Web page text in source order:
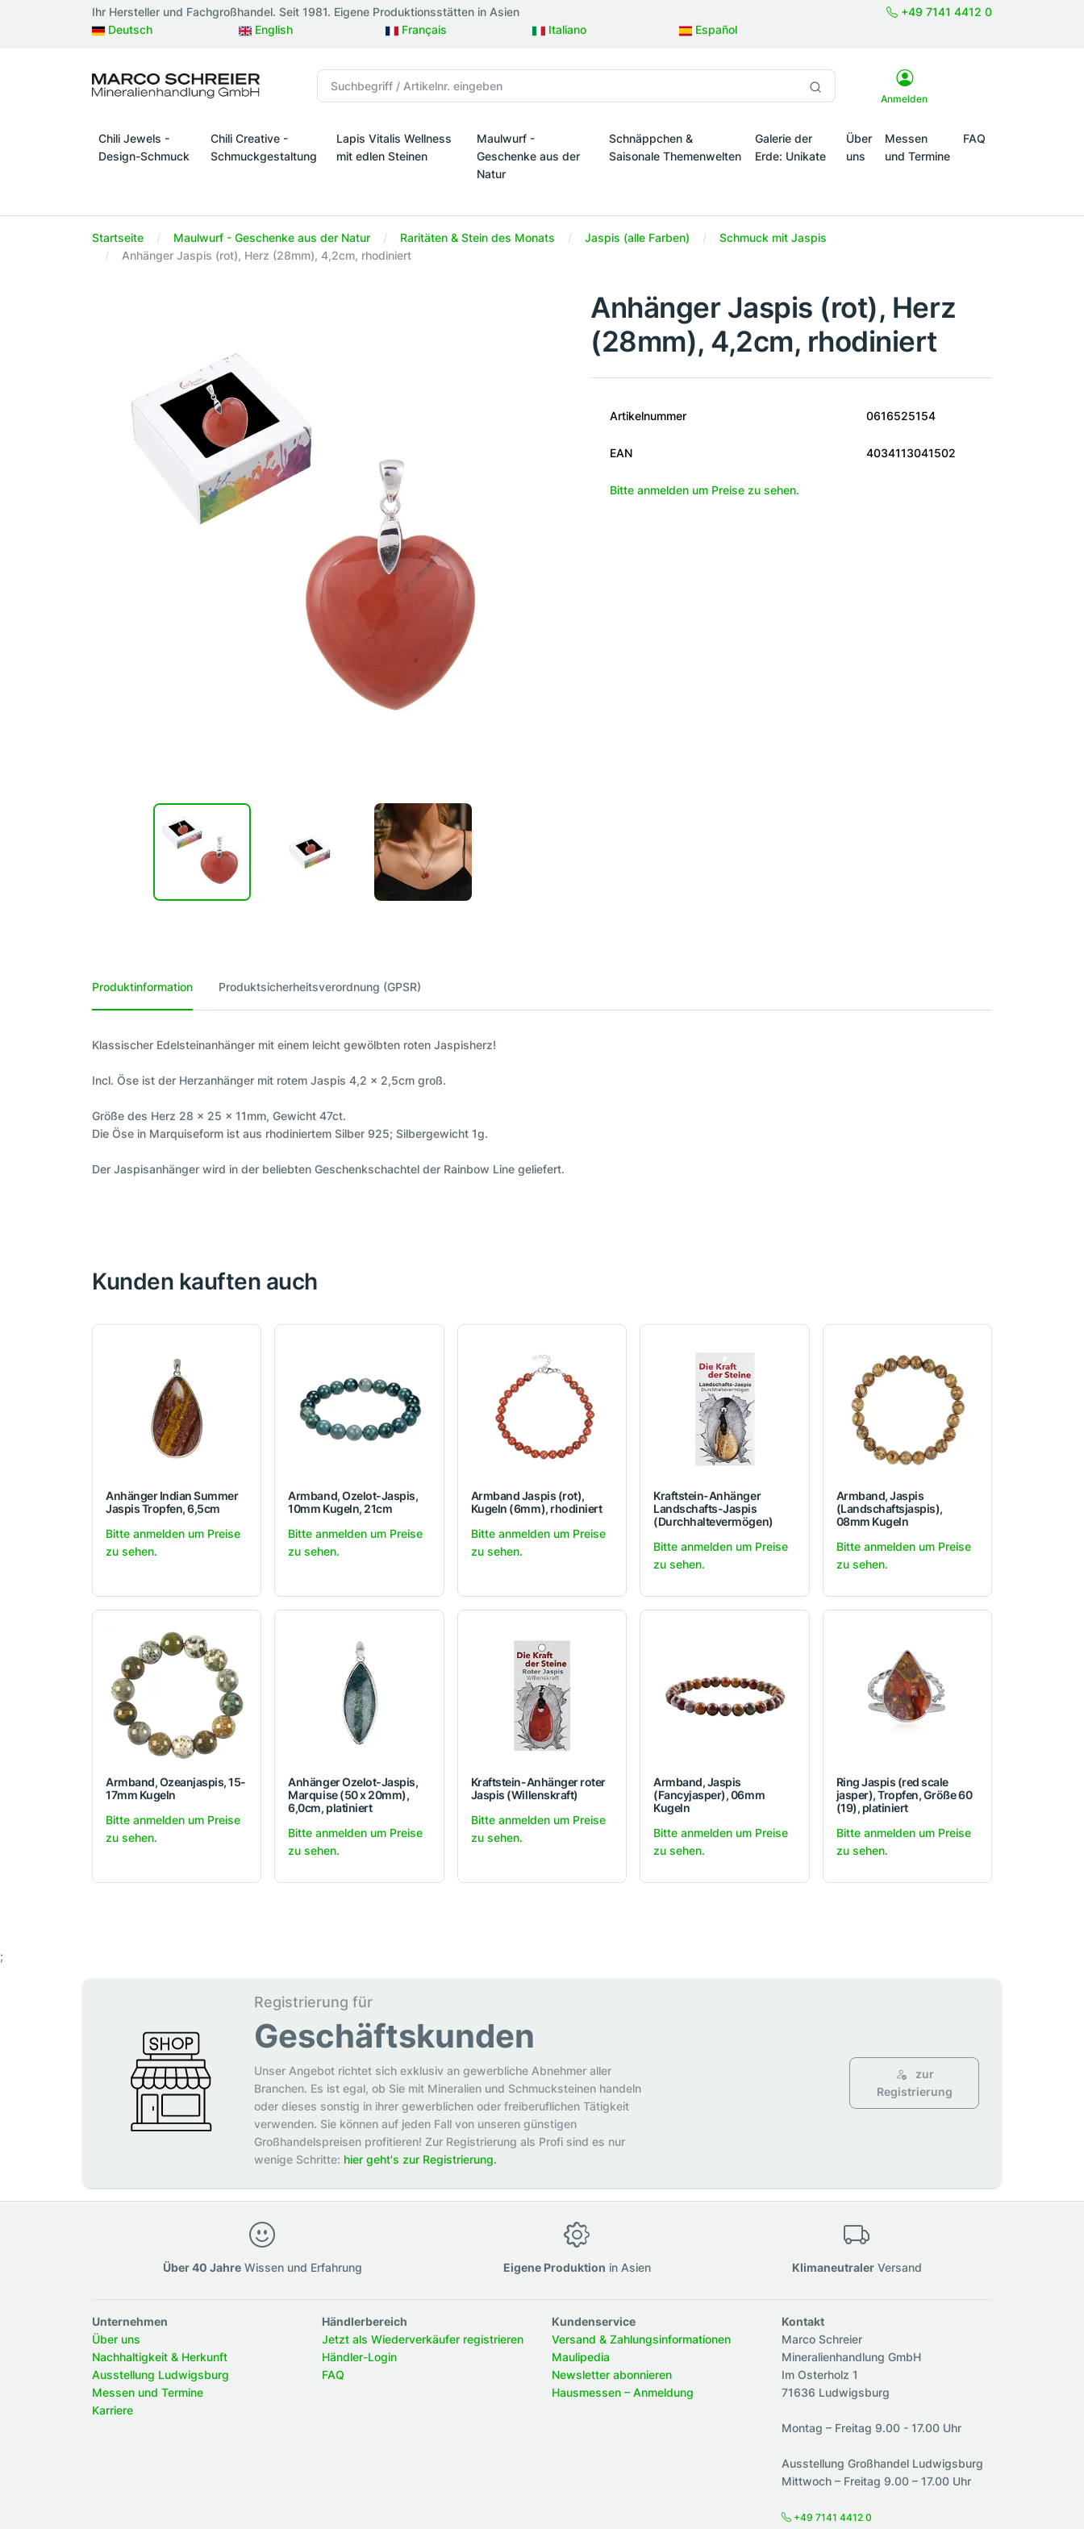
Ihr Hersteller und Fachgroßhandel. Seit 1981. Eigene Produktionsstätten in Asien
+49 7141 4412 0
Deutsch
English Français Italiano Español
Anmelden
Chili Jewels -
Design-Schmuck
Chili Creative -
Schmuckgestaltung
Lapis Vitalis Wellness
mit edlen Steinen
Maulwurf -
Geschenke aus der
Natur
Schnäppchen &
Saisonale Themenwelten
Galerie der
Erde: Unikate
Über
uns
Messen
und Termine
FAQ
Startseite Maulwurf - Geschenke aus der Natur Raritäten & Stein des Monats Jaspis (alle Farben)
Schmuck mit Jaspis
Anhänger Jaspis (rot), Herz (28mm), 4,2cm, rhodiniert
Anhänger Jaspis (rot), Herz
(28mm), 4,2cm, rhodiniert
Artikelnummer 0616525154
EAN 4034113041502
Bitte anmelden um Preise zu sehen.
Produktinformation Produktsicherheitsverordnung (GPSR)
Klassischer Edelsteinanhänger mit einem leicht gewölbten roten Jaspisherz!
Incl. Öse ist der Herzanhänger mit rotem Jaspis 4,2 x 2,5cm groß.
Größe des Herz 28 x 25 x 11mm, Gewicht 47ct.
Die Öse in Marquiseform ist aus rhodiniertem Silber 925; Silbergewicht 1g.
Der Jaspisanhänger wird in der beliebten Geschenkschachtel der Rainbow Line geliefert.
Kunden kauften auch
Anhänger Indian Summer
Jaspis Tropfen, 6,5cm
Bitte anmelden um Preise
zu sehen.
Armband, Ozelot-Jaspis,
10mm Kugeln, 21cm
Bitte anmelden um Preise
zu sehen.
Armband Jaspis (rot),
Kugeln (6mm), rhodiniert
Bitte anmelden um Preise
zu sehen.
Kraftstein-Anhänger
Landschafts-Jaspis
(Durchhaltevermögen)
Bitte anmelden um Preise
zu sehen.
Armband, Jaspis
(Landschaftsjaspis),
08mm Kugeln
Bitte anmelden um Preise
zu sehen.
Armband, Ozeanjaspis, 15-
17mm Kugeln
Bitte anmelden um Preise
zu sehen.
Anhänger Ozelot-Jaspis,
Marquise (50 x 20mm),
6,0cm, platiniert
Bitte anmelden um Preise
zu sehen.
Kraftstein-Anhänger roter
Jaspis (Willenskraft)
Bitte anmelden um Preise
zu sehen.
Armband, Jaspis
(Fancyjasper), 06mm
Kugeln
Bitte anmelden um Preise
zu sehen.
Ring Jaspis (red scale
jasper), Tropfen, Größe 60
(19), platiniert
Bitte anmelden um Preise
zu sehen.
;
Registrierung für
Geschäftskunden
Unser Angebot richtet sich exklusiv an gewerbliche Abnehmer aller
Branchen. Es ist egal, ob Sie mit Mineralien und Schmucksteinen handeln
oder dieses sonstig in ihrer gewerblichen oder freiberuflichen Tätigkeit
verwenden. Sie können auf jeden Fall von unseren günstigen
Großhandelspreisen profitieren! Zur Registrierung als Profi sind es nur
wenige Schritte: hier geht's zur Registrierung.
zur
Registrierung
Über 40 JahreWissen und Erfahrung Eigene Produktion in Asien KlimaneutralerVersand
Unternehmen
Über uns
Nachhaltigkeit & Herkunft
Ausstellung Ludwigsburg
Messen und Termine
Karriere
Händlerbereich
Jetzt als Wiederverkäufer registrieren
Händler-Login
FAQ
Kundenservice
Versand & Zahlungsinformationen
Maulipedia
Newsletter abonnieren
Hausmessen – Anmeldung
Kontakt
Marco Schreier
Mineralienhandlung GmbH
Im Osterholz 1
71636 Ludwigsburg
Montag – Freitag 9.00 - 17.00 Uhr
Ausstellung Großhandel Ludwigsburg
Mittwoch – Freitag 9.00 – 17.00 Uhr
+49 7141 4412 0